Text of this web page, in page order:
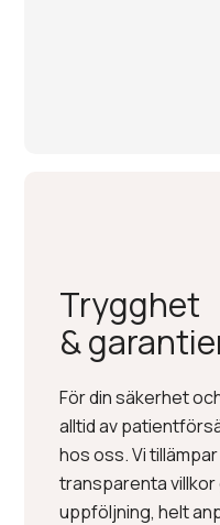
Trygghet
&
För din säkerhet
alltid av
hos oss. Vi
transparenta
uppföljning, helt